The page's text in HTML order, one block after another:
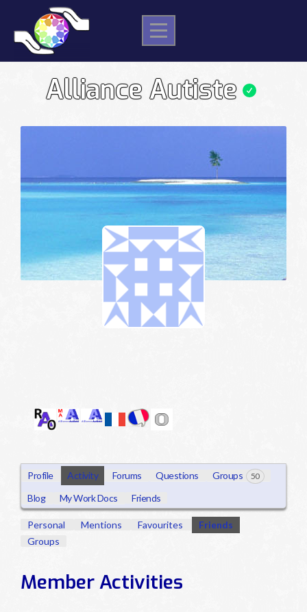
content
Alliance Autiste
Profile Activity Forums Questions Groups 50
Blog My Work Docs Friends
Personal Mentions Favourites
Friends
Groups
Member Activities